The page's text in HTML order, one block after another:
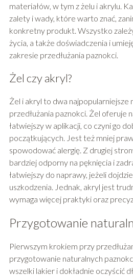
materiałów, w tym z żelu i akrylu.
zalety i wady, które warto znać,
konkretny produkt. Wszystko
życia, a także doświadczenia i
zakresie przedłużania paznokci.
Żel czy akryl?
Żel i akryl to dwa najpopularniejsze
przedłużania paznokci. Żel oferuje
łatwiejszy w aplikacji, co czyni go
początkujących. Jest też mniej
spowodować alergię. Z drugiej
bardziej odporny na pęknięcia i
łatwiejszy do naprawy, jeżeli
uszkodzenia. Jednak, akryl jest
wymaga więcej praktyki oraz
Przygotowanie
Pierwszym krokiem przy
przygotowanie naturalnych
wszelki lakier i dokładnie oczyścić